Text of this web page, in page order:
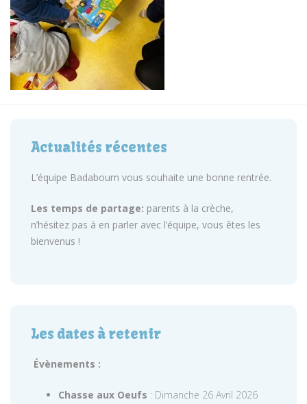
Actualités récentes
L’équipe Badaboum vous souhaite une bonne rentrée.
Les temps de partage: parents à la crèche,
n’hésitez pas à en parler avec l’équipe, vous êtes les
bienvenus !
Les dates à retenir
Évènements :
Chasse aux Oeufs : Dimanche 26 Avril 2026